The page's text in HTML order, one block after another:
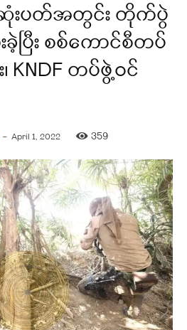
းပတ်အတွင်း တိုက်ပွဲ
ခဲ့ပြီး စစ်ကောင်စီတပ်
KNDF တပ်ဖွဲ့ဝင်
- April 1, 2022 359